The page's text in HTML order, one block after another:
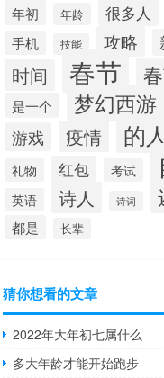
年初 年龄 很多人
手机 技能 攻略
时间 春节
是一个 梦幻西游
游戏 疫情 的人
礼物 红包 考试
英语 诗人 诗词
都是 长辈
猜你想看的文章
2022年大年初七属什么
多大年龄才能开始跑步